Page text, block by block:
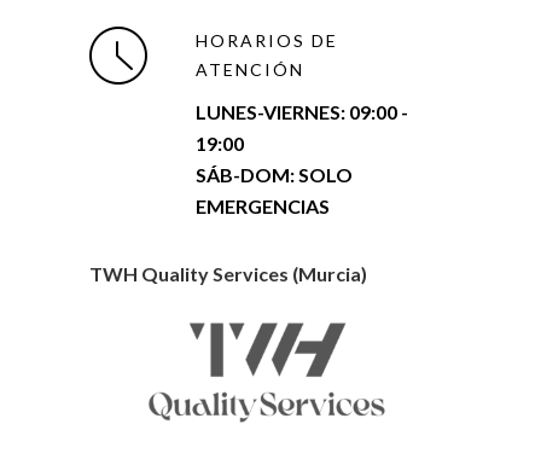
HORARIOS DE
ATENCIÓN
LUNES-VIERNES: 09:00 -
19:00
SÁB-DOM: SOLO
EMERGENCIAS
TWH Quality Services (Murcia)